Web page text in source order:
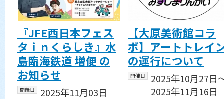
『JFE西日本フェス
タｉｎくらしき』水
島臨海鉄道 増便 の
お知らせ
開催日 2025年11月03日
【大原美術館コラ
ボ】アートトレイ
の運行について
開催日
2025年10月27日
2025年11月16日